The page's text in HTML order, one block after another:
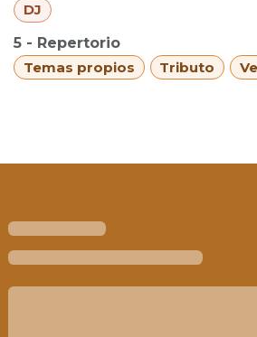
DJ
5 - Repertorio
Temas propios
Tributo